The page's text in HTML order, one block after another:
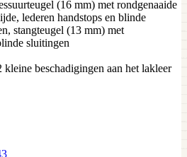
(16 mm) met rondgenaaide
lederen handstops en blinde
stangteugel (13 mm) met
sluitingen
beschadigingen aan het lakleer